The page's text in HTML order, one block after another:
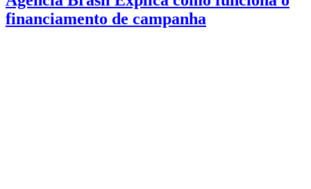
financiamento de campanha